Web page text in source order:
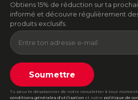
Obtiens 15% de réduction sur ta
informé et découvre régulièrement
produits exclusifs.
Soumettre
Tu peux te désabonner de notre newsletter à tout
conditions générales d'utilisation et notre politique de